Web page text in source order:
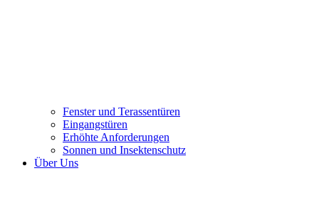
Fenster und Terassentüren
Eingangstüren
Erhöhte Anforderungen
Sonnen und Insektenschutz
Über Uns